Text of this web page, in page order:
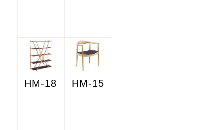
HM-18 HM-15